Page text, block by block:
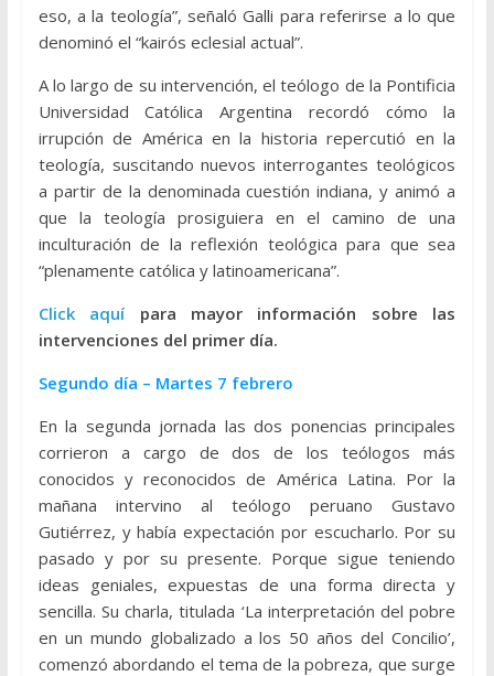
eso, a la teología”, señaló Galli para referirse a lo que
denominó el “kairós eclesial actual”.
A lo largo de su intervención, el teólogo de la Pontificia
Universidad Católica Argentina recordó cómo la
irrupción de América en la historia repercutió en la
teología, suscitando nuevos interrogantes teológicos
a partir de la denominada cuestión indiana, y animó a
que la teología prosiguiera en el camino de una
inculturación de la reflexión teológica para que sea
“plenamente católica y latinoamericana”.
Click aquípara mayor información sobre las
intervenciones del primer día.
Segundo día – Martes 7 febrero
En la segunda jornada las dos ponencias principales
corrieron a cargo de dos de los teólogos más
conocidos y reconocidos de América Latina. Por la
mañana intervino al teólogo peruano Gustavo
Gutiérrez, y había expectación por escucharlo. Por su
pasado y por su presente. Porque sigue teniendo
ideas geniales, expuestas de una forma directa y
sencilla. Su charla, titulada ‘La interpretación del pobre
en un mundo globalizado a los 50 años del Concilio’,
comenzó abordando el tema de la pobreza, que surge